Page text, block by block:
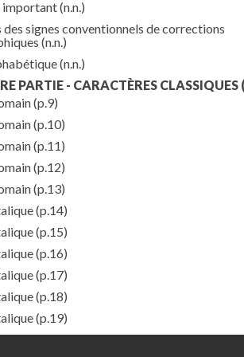
important(n.n.)
signes conventionnels de corrections
(n.n.)
(n.n.)
PARTIE - CARACTÈRES CLASSIQUES
(p.9)
(p.10)
(p.11)
(p.12)
(p.13)
(p.14)
(p.15)
(p.16)
(p.17)
(p.18)
(p.19)
(p.20)